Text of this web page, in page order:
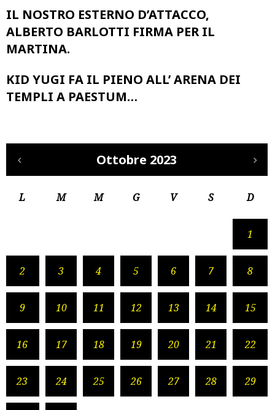
IL NOSTRO ESTERNO D’ATTACCO,
ALBERTO BARLOTTI FIRMA PER IL
MARTINA.
KID YUGI FA IL PIENO ALL’ ARENA DEI
TEMPLI A PAESTUM…
Ottobre 2023
L M M G V S D
1
2 3 4 5 6 7 8
9 10 11 12 13 14 15
16 17 18 19 20 21 22
23 24 25 26 27 28 29